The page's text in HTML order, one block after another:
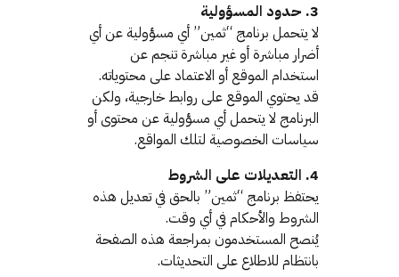
3. حدود المسؤولية
لا يتحمل برنامج “ثمين” أي مسؤولية عن أي
أضرار مباشرة أو غير مباشرة تنجم عن
استخدام الموقع أو الاعتماد على محتوياته.
قد يحتوي الموقع على روابط خارجية، ولكن
البرنامج لا يتحمل أي مسؤولية عن محتوى أو
سياسات الخصوصية لتلك المواقع.
4. التعديلات على الشروط
يحتفظ برنامج “ثمين” بالحق في تعديل هذه
الشروط والأحكام في أي وقت.
يُنصح المستخدمون بمراجعة هذه الصفحة
بانتظام للاطلاع على التحديثات.